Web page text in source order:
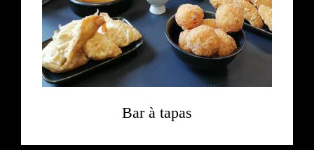
Bar à tapas